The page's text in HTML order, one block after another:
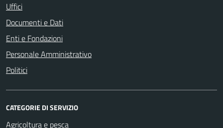
Uffici
Documenti e Dati
Enti e Fondazioni
Personale Amministrativo
Politici
CATEGORIE DI SERVIZIO
Agricoltura e pesca